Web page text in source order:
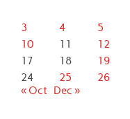
3
4 5
10
11 12
17
18 19
24
25 26
« Oct Dec »